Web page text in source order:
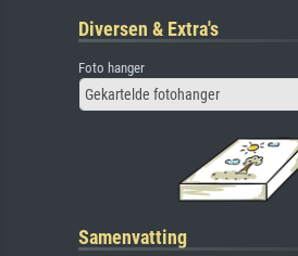
Diversen & Extra's
Foto hanger
Gekartelde fotohanger
Samenvatting